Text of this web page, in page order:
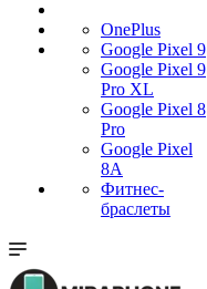
OnePlus
Google Pixel 9
Google Pixel 9
Pro XL
Google Pixel 8
Pro
Google Pixel
8A
Фитнес-
браслеты